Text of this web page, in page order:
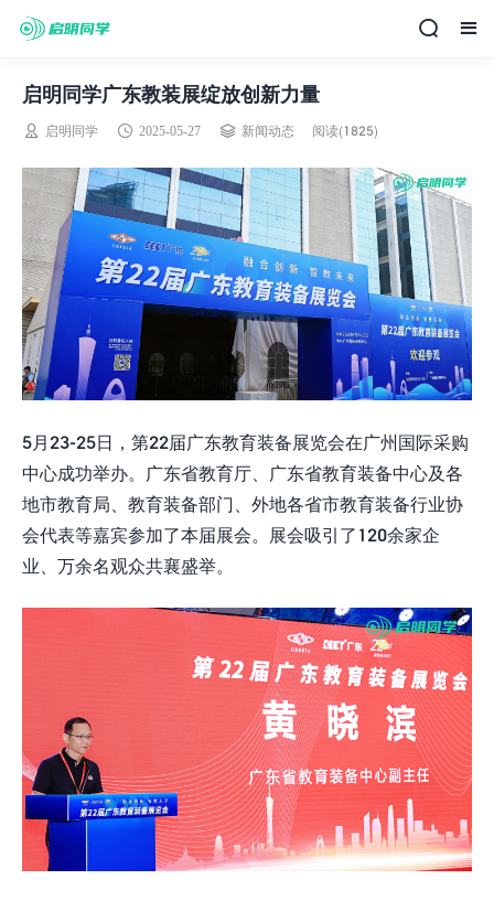
启明同学广东教装展绽放创新力量
启明同学 2025-05-27 新闻动态 阅读(1825)
5月23-25日，第22届广东教育装备展览会在广州国际采购
中心成功举办。广东省教育厅、广东省教育装备中心及各
地市教育局、教育装备部门、外地各省市教育装备行业协
会代表等嘉宾参加了本届展会。展会吸引了120余家企
业、万余名观众共襄盛举。